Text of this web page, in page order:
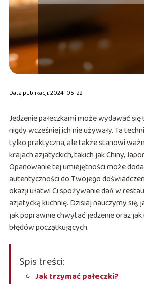
Data publikacji: 2024-05-22
Jedzenie pałeczkami może wydawać
nigdy wcześniej ich nie używały. Ta
tylko praktyczna, ale także stanowi
krajach azjatyckich, takich jak Chiny,
Opanowanie tej umiejętności może
autentyczności do Twojego
okazji ułatwi Ci spożywanie dań w
azjatycką kuchnię. Dzisiaj nauczymy się,
jak poprawnie chwytać jedzenie oraz
błędów początkujących.
Spis treści:
Jak trzymać pałeczki?